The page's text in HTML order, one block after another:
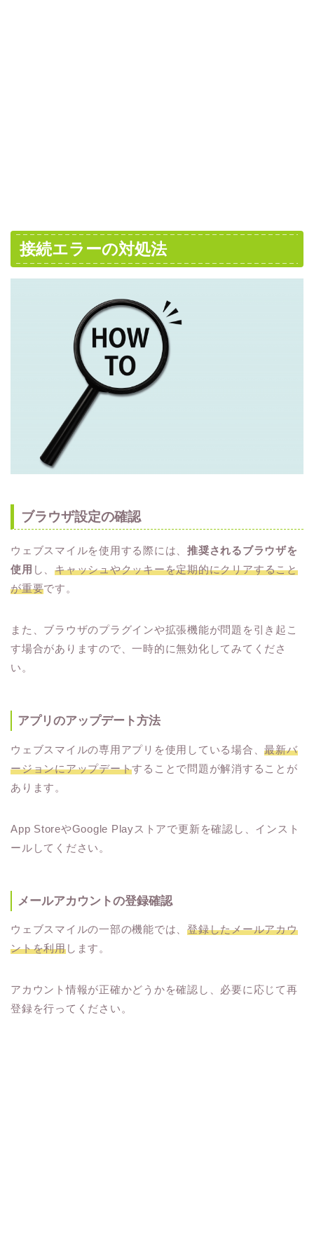
接続エラーの対処法
ブラウザ設定の確認
ウェブスマイルを使用する際には、推奨されるブラウザを
使用 し、キャッシュやクッキーを定期的にクリアすること
が重要です。
また、ブラウザのプラグインや拡張機能が問題を引き起こ
す場合がありますので、一時的に無効化してみてくださ
い。
アプリのアップデート方法
ウェブスマイルの専用アプリを使用している場合、最新バ
ージョンにアップデートすることで問題が解消することが
あります。
App StoreやGoogle Playストアで更新を確認し、インスト
ールしてください。
メールアカウントの登録確認
ウェブスマイルの一部の機能では、登録したメールアカウ
ントを利用します。
アカウント情報が正確かどうかを確認し、必要に応じて再
登録を行ってください。